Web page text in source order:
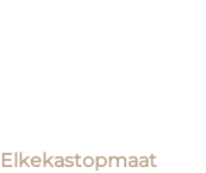
Elkekastopmaat